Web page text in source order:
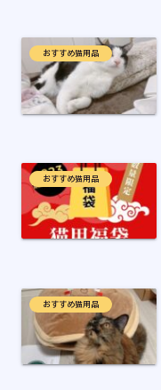
おすすめ猫用品
おすすめ猫用品
おすすめ猫用品